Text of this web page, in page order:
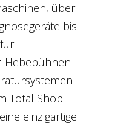
über
bis
Hebebühnen
Total Shop
einzigartige